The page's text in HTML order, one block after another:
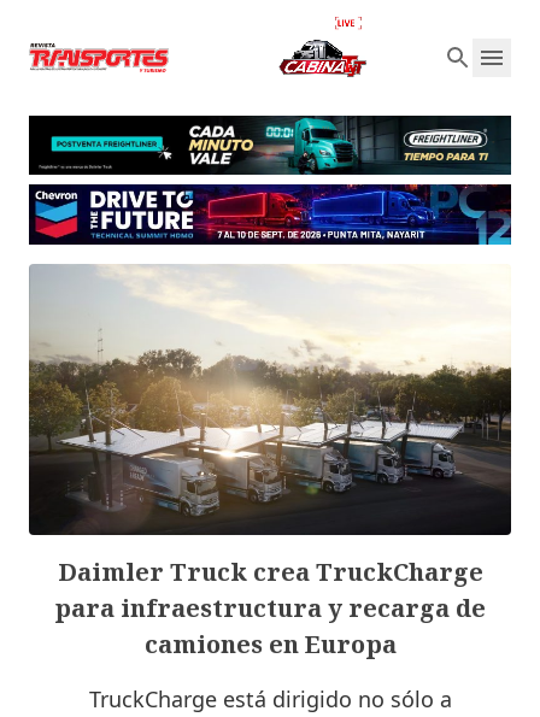
Daimler Truck crea TruckCharge
para infraestructura y recarga de
camiones en Europa
TruckCharge está dirigido no sólo a